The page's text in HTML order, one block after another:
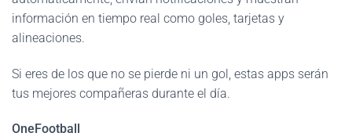
información en tiempo real como goles, tarjetas y
alineaciones.
Si eres de los que no se pierde ni un gol, estas apps serán
tus mejores compañeras durante el día.
OneFootball